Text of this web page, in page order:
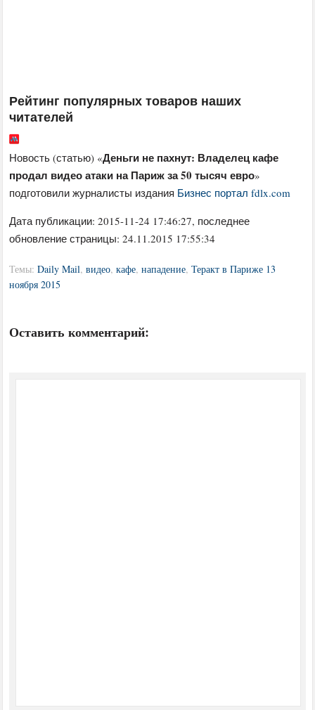
Рейтинг популярных товаров наших
читателей
Новость (статью) «Деньги не пахнут: Владелец кафе
продал видео атаки на Париж за 50 тысяч евро»
подготовили журналисты издания Бизнес портал fdlx.com
Дата публикации:2015-11-24 17:46:27, последнее
обновление страницы: 24.11.2015 17:55:34
Темы:Daily Mail,видео,кафе,нападение,Теракт в Париже 13
ноября 2015
Оставить комментарий: